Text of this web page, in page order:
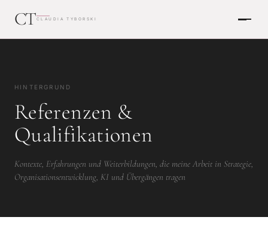
CT CLAUDIA TYBORSKI
HINTERGRUND
Referenzen &
Qualifikationen
Kontexte, Erfahrungen und Weiterbildungen, die meine Arbeit in Strategie,
Organisationsentwicklung, KI und Übergängen tragen